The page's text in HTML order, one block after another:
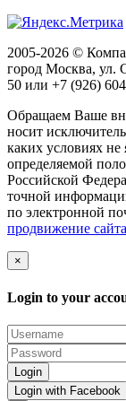
2005-2026 ©
город Москва, ул.
50 или +7 (926)
Обращаем Ваше
носит
каких условиях не
определяемой
Российской
точной
по электронной
продвижение
×
Login to your
Login with Facebook